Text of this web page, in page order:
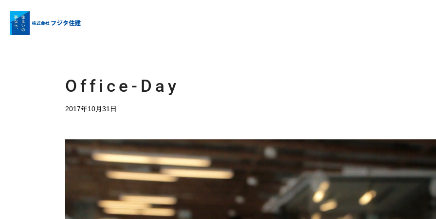
Office-Day
2017年10月31日
動
ー